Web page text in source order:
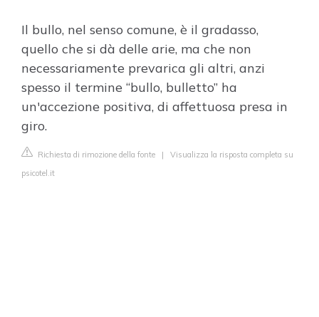
Il bullo, nel senso comune, è il gradasso,
quello che si dà delle arie, ma che non
necessariamente prevarica gli altri, anzi
spesso il termine “bullo, bulletto” ha
un'accezione positiva, di affettuosa presa in
giro.
Richiesta di rimozione della fonte | Visualizza la risposta completa su
psicotel.it